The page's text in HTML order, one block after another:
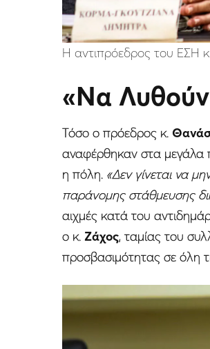
Η αντιπρόεδρος του ΕΣΗ
«Να
Τόσο ο πρόεδρος κ.
αναφέρθηκαν στα μεγάλα
η πόλη. «Δεν γίνεται να
παράνομης στάθμευσης
αιχμές κατά του
ο κ. Ζάχος, ταμίας του
προσβασιμότητας σε όλη